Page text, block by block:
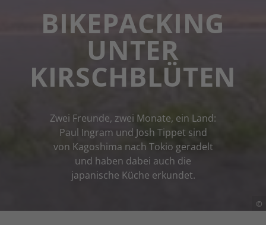
©
BIKEPACKING
UNTER
KIRSCHBLÜTEN
Zwei Freunde, zwei Monate, ein Land:
Paul Ingram und Josh Tippet sind
von Kagoshima nach Tokio geradelt
und haben dabei auch die
japanische Küche erkundet.